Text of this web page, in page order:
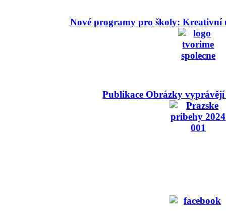
Nové programy pro školy: Kreativní
Publikace Obrázky